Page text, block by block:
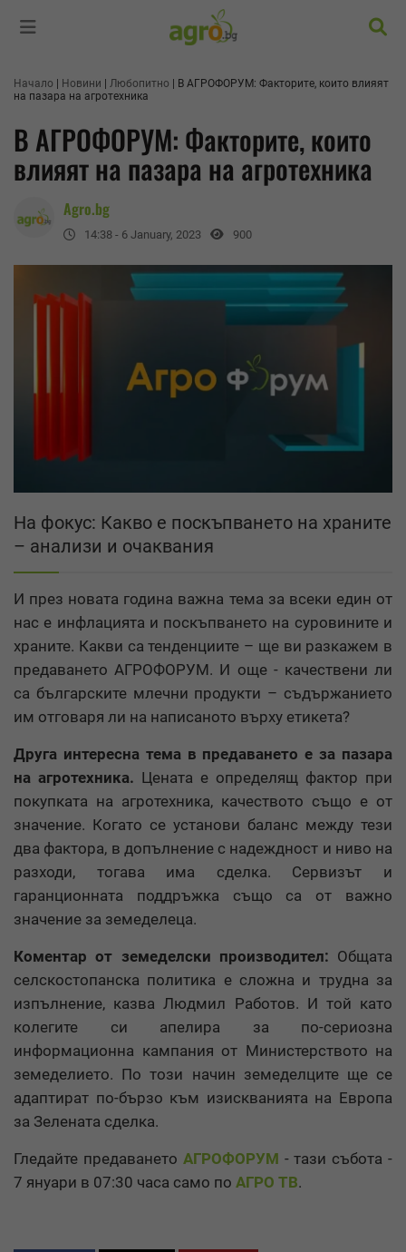
Начало Новини Любопитно
В АГРОФОРУМ: Факторите, които влияят
на пазара на агротехника
В АГРОФОРУМ: Факторите, които
влияят на пазара на агротехника
Agro.bg
14:38 - 6 January, 2023 900
На фокус: Какво е поскъпването на храните
– анализи и очаквания
И през новата година важна тема за всеки един от
нас е инфлацията и поскъпването на суровините и
храните. Какви са тенденциите – ще ви разкажем в
предаването АГРОФОРУМ. И още - качествени ли
са българските млечни продукти – съдържанието
им отговаря ли на написаното върху етикета?
Друга интересна тема в предаването е за пазара
на агротехника. Цената е определящ фактор при
покупката на агротехника, качеството също е от
значение. Когато се установи баланс между тези
два фактора, в допълнение с надеждност и ниво на
разходи, тогава има сделка. Сервизът и
гаранционната поддръжка също са от важно
значение за земеделеца.
Коментар от земеделски производител: Общата
селскостопанска политика е сложна и трудна за
изпълнение, казва Людмил Работов. И той като
колегите си апелира за по-сериозна
информационна кампания от Министерството на
земеделието. По този начин земеделците ще се
адаптират по-бързо към изискванията на Европа
за Зелената сделка.
Гледайте предаването АГРОФОРУМ - тази събота -
7 януари в 07:30 часа само по АГРО ТВ.